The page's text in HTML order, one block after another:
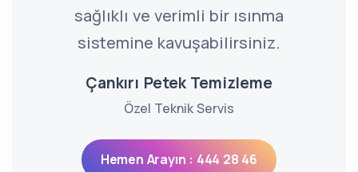
sağlıklı ve verimli bir ısınma
sistemine kavuşabilirsiniz.
Çankırı Petek Temizleme
Özel Teknik Servis
Hemen Arayın : 444 28 46